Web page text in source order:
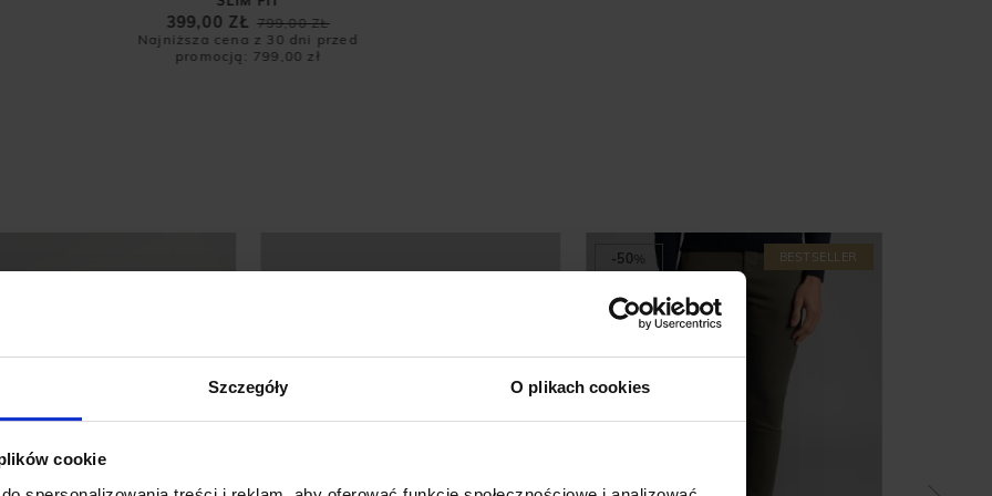
Szczegóły O plikach cookies
cookie
799,00 ZŁ
399,00 ZŁ
Najniższa cena z 30 dni przed
promocją: 799,00 zł
BESTSELLER
-50%